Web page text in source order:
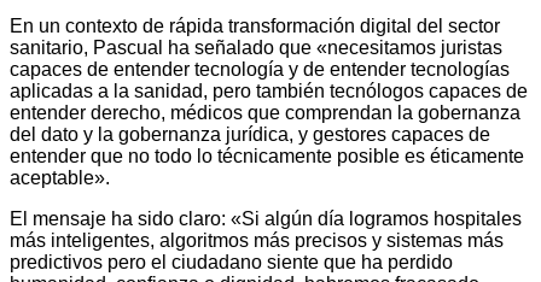
En un contexto de rápida transformación digital del sector
sanitario, Pascual ha señalado que «necesitamos juristas
capaces de entender tecnología y de entender tecnologías
aplicadas a la sanidad, pero también tecnólogos capaces de
entender derecho, médicos que comprendan la gobernanza
del dato y la gobernanza jurídica, y gestores capaces de
entender que no todo lo técnicamente posible es éticamente
aceptable».
El mensaje ha sido claro: «Si algún día logramos hospitales
más inteligentes, algoritmos más precisos y sistemas más
predictivos pero el ciudadano siente que ha perdido